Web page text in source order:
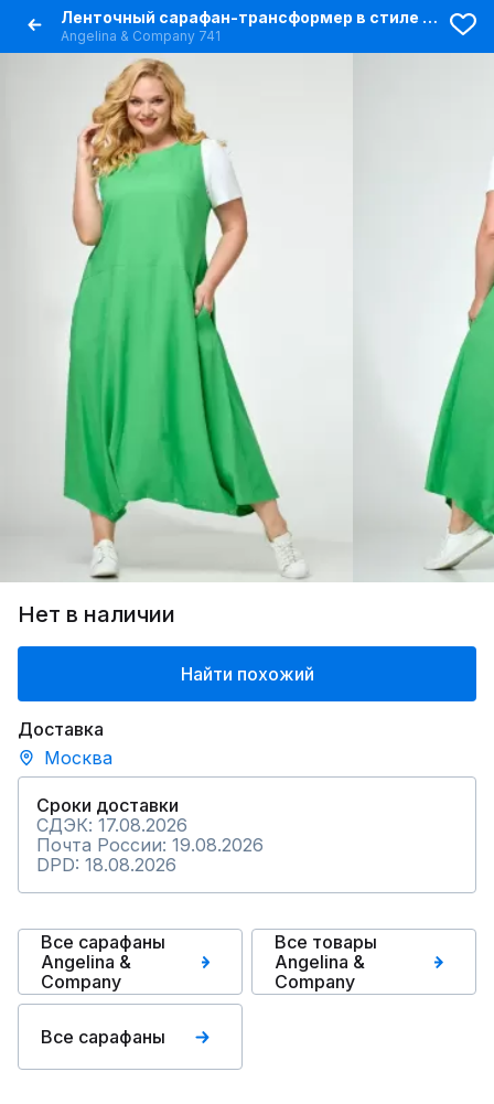
Ленточный сарафан-трансформер в стиле бохо с карманами
Angelina & Сompany 741
Нет в наличии
Найти похожий
Доставка
Москва
Сроки доставки
СДЭК: 17.08.2026
Почта России: 19.08.2026
DPD: 18.08.2026
Все сарафаны
Angelina &
Сompany
Все товары
Angelina &
Сompany
Все сарафаны